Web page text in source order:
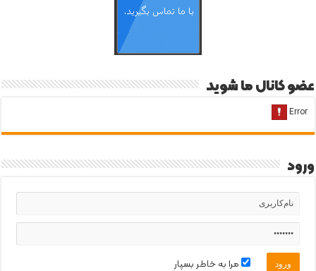
عضو کانال ما شوید
ورود
مرا به خاطر بسپار